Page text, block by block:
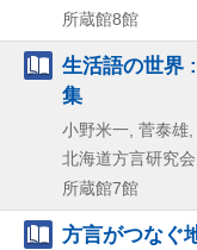
所蔵館8館
生活語の世界
集
小野米一, 菅泰雄
北海道方言研究会
所蔵館7館
方言がつなぐ